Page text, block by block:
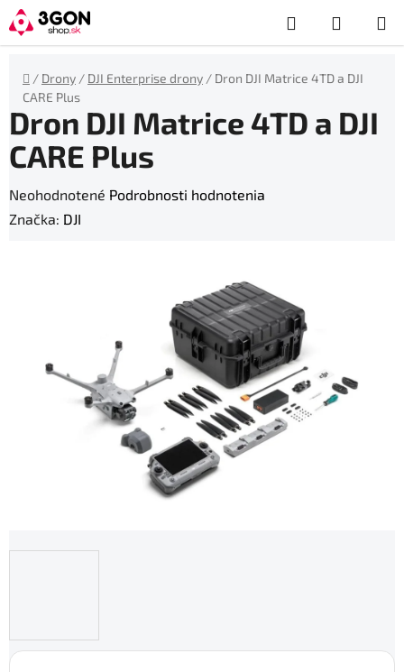
Prejsť
na
obsah
Hľadať
KOŠÍK
Domov
/ Drony / DJI Enterprise drony / Dron DJI Matrice 4TD a DJI
CARE Plus
Dron DJI Matrice 4TD a DJI
CARE Plus
Priemerné
hodnotenie
hviezdičiek.
Neohodnotené Podrobnosti hodnotenia
Značka: DJI